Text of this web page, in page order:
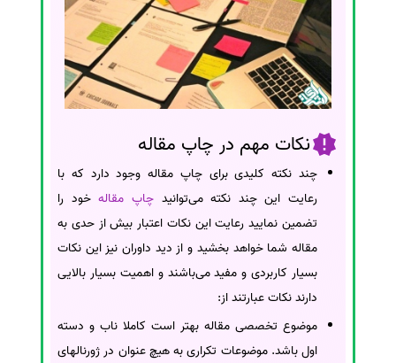
نکات مهم در چاپ مقاله
چند نکته کلیدی برای چاپ مقاله وجود دارد که با
رعایت این چند نکته می‌توانیدچاپ مقالهخود را
تضمین نمایید رعایت این نکات اعتبار بیش از حدی به
مقاله شما خواهد بخشید و از دید داوران نیز این نکات
بسیار کاربردی و مفید می‌باشند و اهمیت بسیار بالایی
دارند نکات عبارتند از:
موضوع تخصصی مقاله بهتر است کاملا ناب و دسته
اول باشد. موضوعات تکراری به هیچ عنوان در ژورنالهای